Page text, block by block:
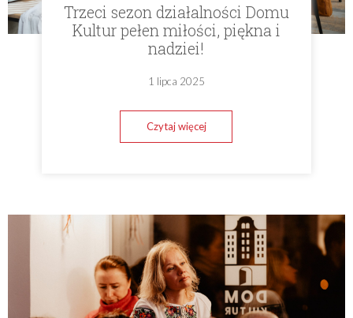
Trzeci sezon działalności Domu
Kultur pełen miłości, piękna i
nadziei!
1 lipca 2025
Czytaj więcej